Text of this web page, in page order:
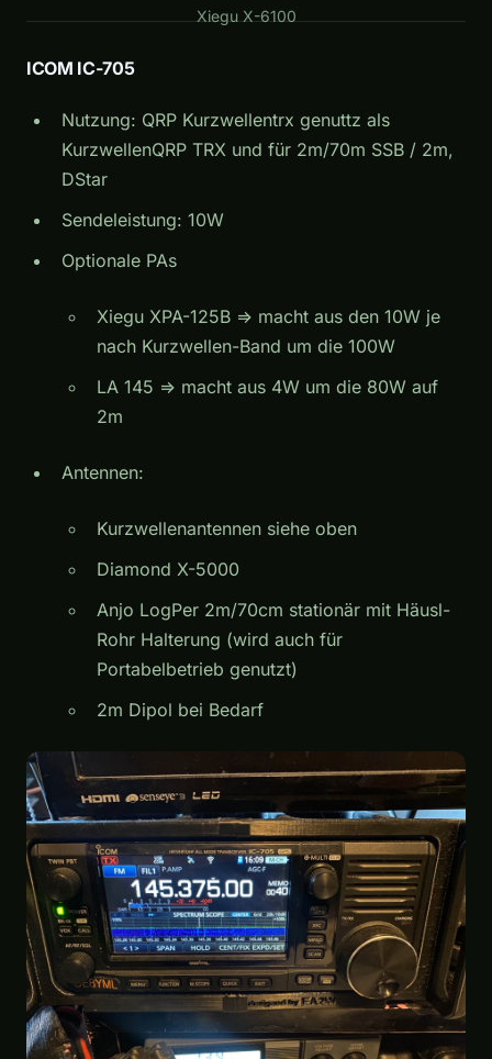
Xiegu X-6100
ICOM IC-705
Nutzung: QRP Kurzwellentrx genuttz als
KurzwellenQRP TRX und für 2m/70m SSB / 2m,
DStar
Sendeleistung: 10W
Optionale PAs
Xiegu XPA-125B => macht aus den 10W je
nach Kurzwellen-Band um die 100W
LA 145 => macht aus 4W um die 80W auf
2m
Antennen:
Kurzwellenantennen siehe oben
Diamond X-5000
Anjo LogPer 2m/70cm stationär mit Häusl-
Rohr Halterung (wird auch für
Portabelbetrieb genutzt)
2m Dipol bei Bedarf